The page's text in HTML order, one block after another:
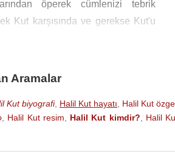
öperek cümlenizi tebrik
Kut karşısında ve gerekse Kut'u
13 bin 300 er teslim alıyorum. Bu
geri dönmüşlerdir. Şu iki farka
düşürecek kadar büyük bir
Aramalar
Kut biyografi, Halil Kut hayatı Halil Kut
Halil Kut resim Halil Kut kimdir? Halil